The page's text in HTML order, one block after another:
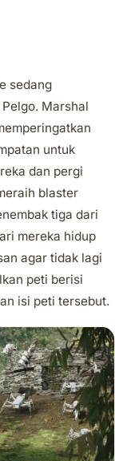
sedang
Marshal
untuk
dan pergi
blaster
tiga dari
mereka hidup
agar tidak lagi
peti berisi
isi peti tersebut.